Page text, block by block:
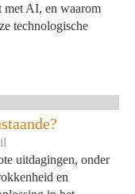
met AI, en waarom
technologische
uitdagingen, onder
en